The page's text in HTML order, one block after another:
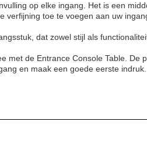
op elke ingang. Het is een
verfijning toe te voegen aan uw
dat zowel stijl als
met de Entrance Console Table.
en maak een goede eerste indruk.